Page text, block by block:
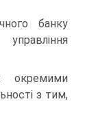
банку
окремими
з тим,